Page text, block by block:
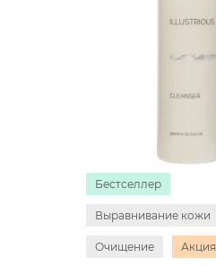
Бестселлер
Выравнивание кожи
Очищение Акция